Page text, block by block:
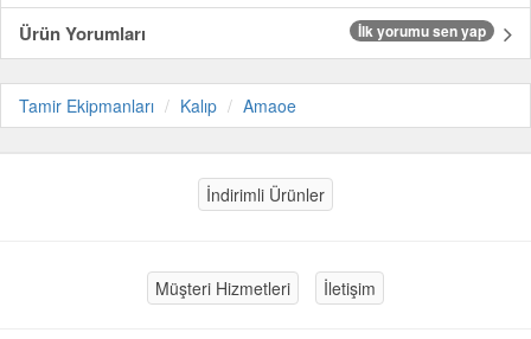
Ürün Yorumları
İlk yorumu sen yap
Tamir Ekipmanları Kalıp Amaoe
İndirimli Ürünler
Müşteri Hizmetleri İletişim